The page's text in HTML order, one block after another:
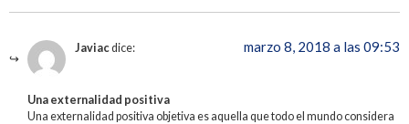
Javiacdice: marzo 8, 2018 a las 09:53
Una externalidad positiva
Una externalidad positiva objetiva es aquella que todo el mundo considera